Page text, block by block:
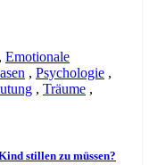
, Emotionale
, Psychologie ,
, Träume ,
stillen zu müssen?